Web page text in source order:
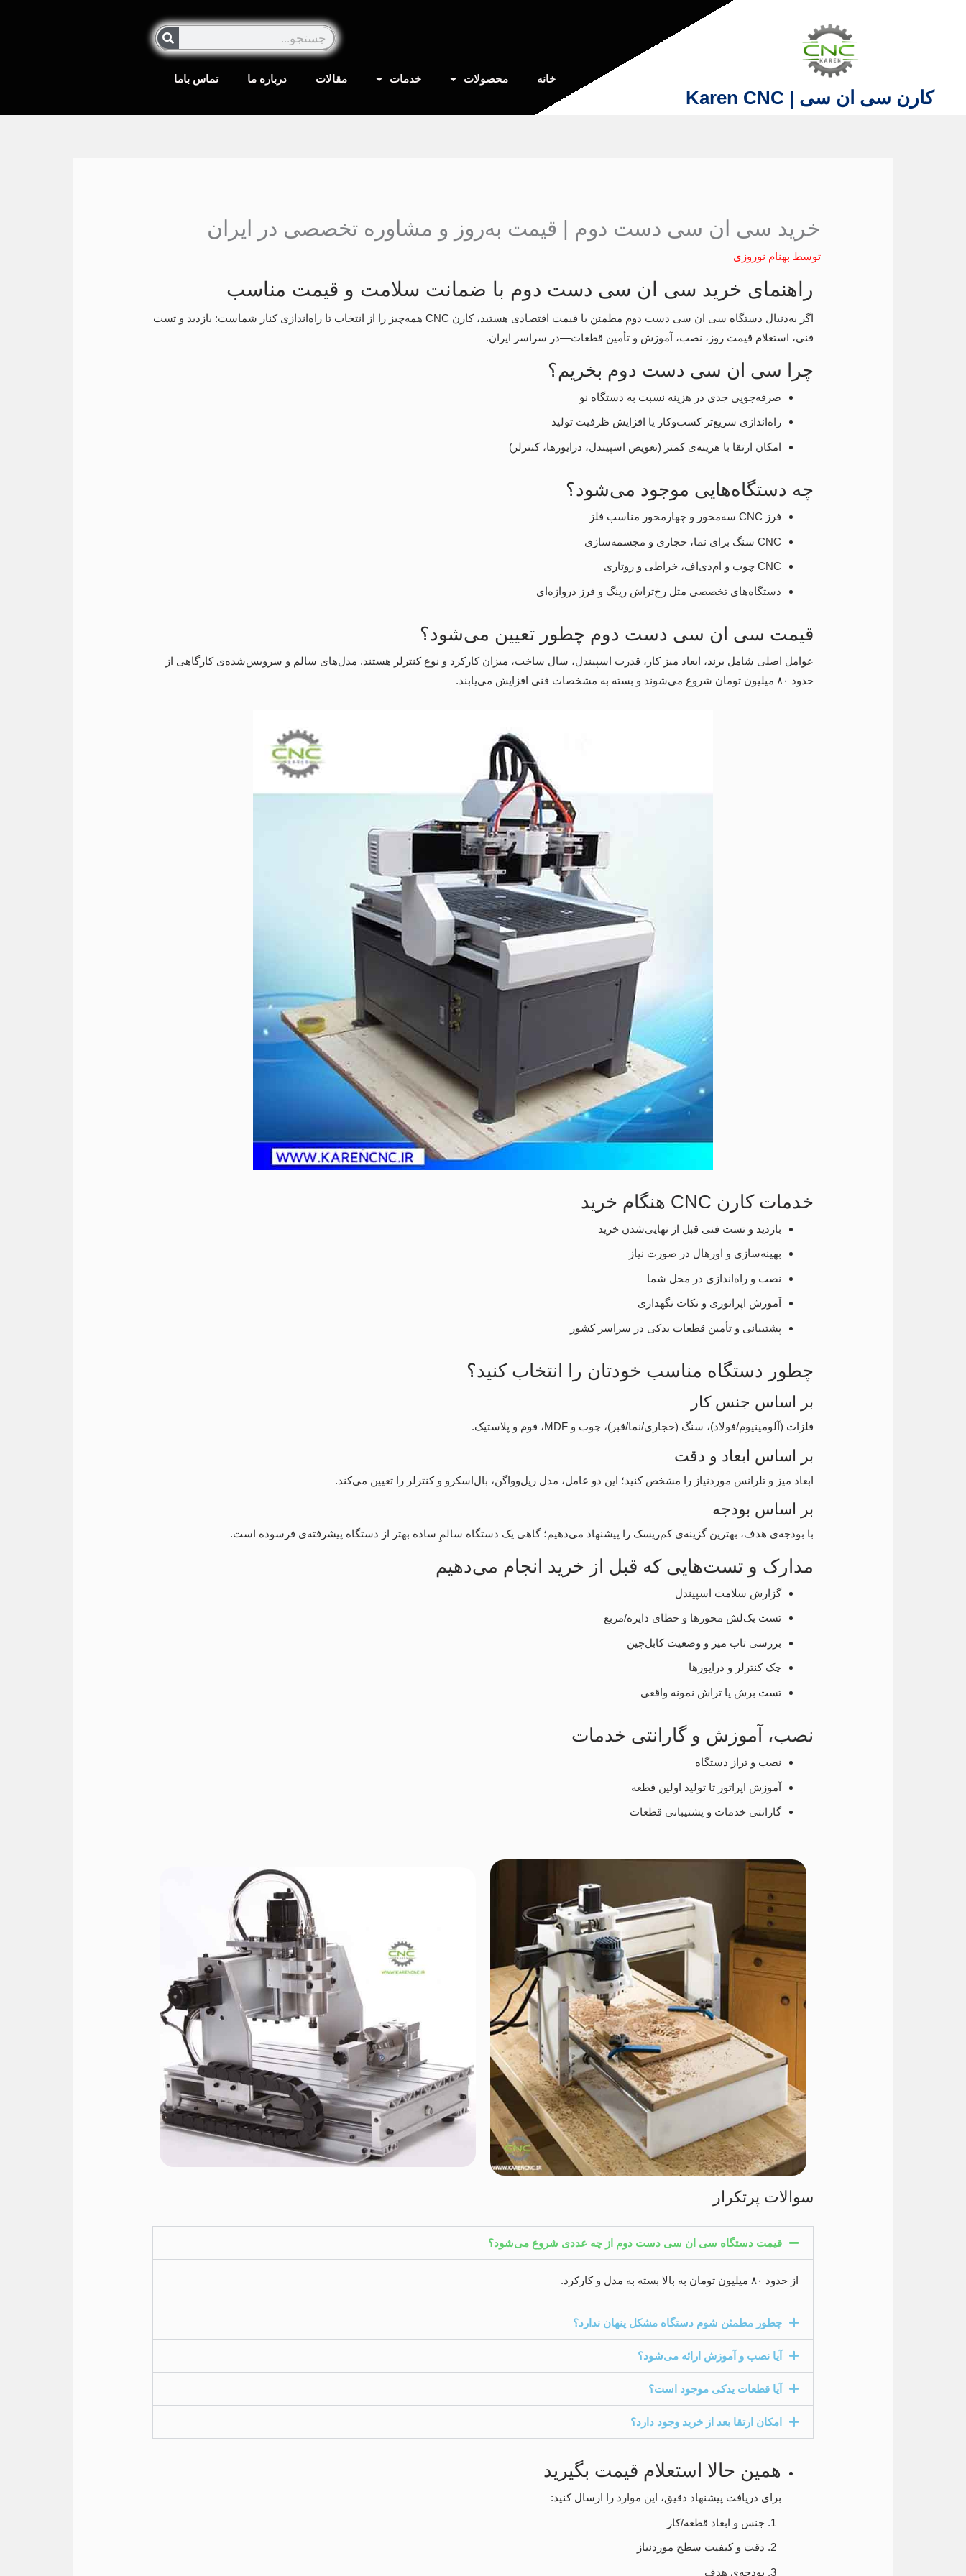
کارن سی ان سی | Karen CNC
خانه محصولات خدمات مقالات درباره ما تماس باما
جستجو
خرید سی ان سی دست دوم | قیمت به‌روز و مشاوره تخصصی در ایران
توسط بهنام نوروزی
راهنمای خرید سی ان سی دست دوم با ضمانت سلامت و قیمت مناسب
اگر به‌دنبال دستگاه سی ان سی دست دوم مطمئن با قیمت اقتصادی هستید، کارن CNC همه‌چیز را از انتخاب تا راه‌اندازی کنار شماست: بازدید و تست
فنی، استعلام قیمت روز، نصب، آموزش و تأمین قطعات—در سراسر ایران.
چرا سی ان سی دست دوم بخریم؟
صرفه‌جویی جدی در هزینه نسبت به دستگاه نو
راه‌اندازی سریع‌تر کسب‌وکار یا افزایش ظرفیت تولید
امکان ارتقا با هزینه‌ی کمتر (تعویض اسپیندل، درایورها، کنترلر)
چه دستگاه‌هایی موجود می‌شود؟
فرز CNC سه‌محور و چهارمحور مناسب فلز
CNC سنگ برای نما، حجاری و مجسمه‌سازی
CNC چوب و ام‌دی‌اف، خراطی و روتاری
دستگاه‌های تخصصی مثل رخ‌تراش رینگ و فرز دروازه‌ای
قیمت سی ان سی دست دوم چطور تعیین می‌شود؟
عوامل اصلی شامل برند، ابعاد میز کار، قدرت اسپیندل، سال ساخت، میزان کارکرد و نوع کنترلر هستند. مدل‌های سالم و سرویس‌شده‌ی کارگاهی از
حدود ۸۰ میلیون تومان شروع می‌شوند و بسته به مشخصات فنی افزایش می‌یابند.
خدمات کارن CNC هنگام خرید
بازدید و تست فنی قبل از نهایی‌شدن خرید
بهینه‌سازی و اورهال در صورت نیاز
نصب و راه‌اندازی در محل شما
آموزش اپراتوری و نکات نگهداری
پشتیبانی و تأمین قطعات یدکی در سراسر کشور
چطور دستگاه مناسب خودتان را انتخاب کنید؟
بر اساس جنس کار
فلزات (آلومینیوم/فولاد)، سنگ (حجاری/نما/قبر)، چوب و MDF، فوم و پلاستیک.
بر اساس ابعاد و دقت
ابعاد میز و تلرانس موردنیاز را مشخص کنید؛ این دو عامل، مدل ریل‌وواگن، بال‌اسکرو و کنترلر را تعیین می‌کند.
بر اساس بودجه
با بودجه‌ی هدف، بهترین گزینه‌ی کم‌ریسک را پیشنهاد می‌دهیم؛ گاهی یک دستگاه سالمِ ساده بهتر از دستگاه پیشرفته‌ی فرسوده است.
مدارک و تست‌هایی که قبل از خرید انجام می‌دهیم
گزارش سلامت اسپیندل
تست بک‌لش محورها و خطای دایره/مربع
بررسی تاب میز و وضعیت کابل‌چین
چک کنترلر و درایورها
تست برش یا تراش نمونه واقعی
نصب، آموزش و گارانتی خدمات
نصب و تراز دستگاه
آموزش اپراتور تا تولید اولین قطعه
گارانتی خدمات و پشتیبانی قطعات
سوالات پرتکرار
قیمت دستگاه سی ان سی دست دوم از چه عددی شروع می‌شود؟
از حدود ۸۰ میلیون تومان به بالا بسته به مدل و کارکرد.
چطور مطمئن شوم دستگاه مشکل پنهان ندارد؟
آیا نصب و آموزش ارائه می‌شود؟
آیا قطعات یدکی موجود است؟
امکان ارتقا بعد از خرید وجود دارد؟
همین حالا استعلام قیمت بگیرید
برای دریافت پیشنهاد دقیق، این موارد را ارسال کنید:
جنس و ابعاد قطعه/کار
دقت و کیفیت سطح موردنیاز
بودجه‌ی هدف